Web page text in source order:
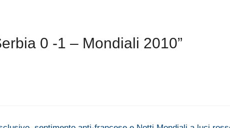
0 -1 – Mondiali 2010”